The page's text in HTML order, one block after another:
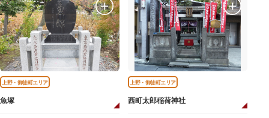
上野・御徒町エリア
魚塚
上野・御徒町エリア
西町太郎稲荷神社